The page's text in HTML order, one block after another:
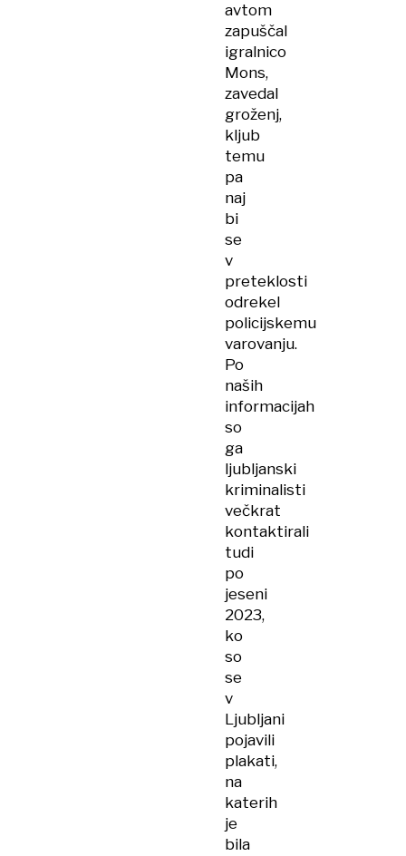
avtom
zapuščal
igralnico
Mons,
zavedal
groženj,
kljub
temu
pa
naj
bi
se
v
preteklosti
odrekel
policijskemu
varovanju.
Po
naših
informacijah
so
ga
ljubljanski
kriminalisti
večkrat
kontaktirali
tudi
po
jeseni
2023,
ko
so
se
v
Ljubljani
pojavili
plakati,
na
katerih
je
bila